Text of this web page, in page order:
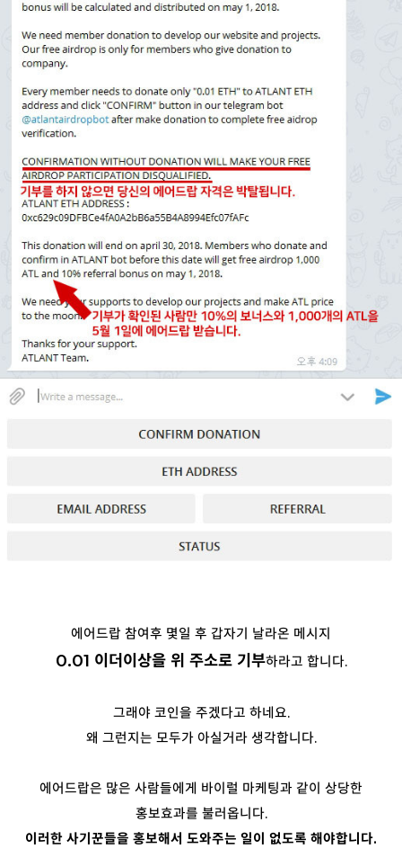
에어드랍 참여후 몇일 후 갑자기 날라온 메시지
0.01 이더이상을 위 주소로 기부하라고 합니다.
그래야 코인을 주겠다고 하네요.
왜 그런지는 모두가 아실거라 생각합니다.
에어드랍은 많은 사람들에게 바이럴 마케팅과 같이 상당한
홍보효과를 불러옵니다.
이러한 사기꾼들을 홍보해서 도와주는 일이 없도록 해야합니다.